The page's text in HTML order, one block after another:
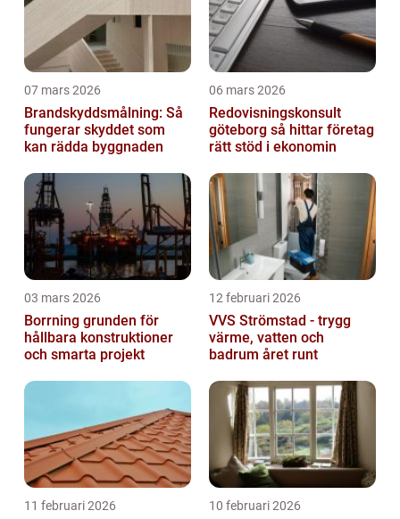
07 mars 2026
Brandskyddsmålning: Så
fungerar skyddet som
kan rädda byggnaden
06 mars 2026
Redovisningskonsult
göteborg så hittar företag
rätt stöd i ekonomin
03 mars 2026
Borrning grunden för
hållbara konstruktioner
och smarta projekt
12 februari 2026
VVS Strömstad - trygg
värme, vatten och
badrum året runt
11 februari 2026 10 februari 2026